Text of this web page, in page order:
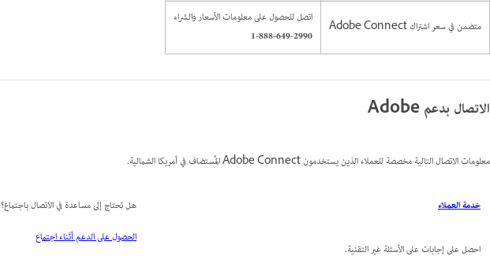
متضمن في سعر اشتراك Adobe Connect
اتصل للحصول على معلومات الأسعار والشراء
1-888-649-2990
الاتصال بدعم Adobe
معلومات الاتصال التالية مخصصة للعملاء الذين يستخدمون Adobe Connect المُستضاف في أمريكا الشمالية.
خدمة العملاء
احصل على إجابات على الأسئلة غير التقنية.
هل تحتاج إلى مساعدة في الاتصال باجتماع؟
الحصول على الدعم أثناء اجتماع